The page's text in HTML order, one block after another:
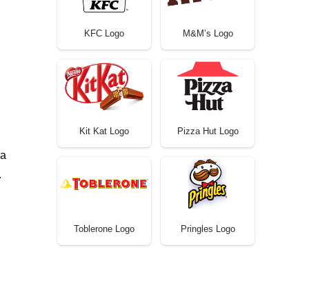
KFC Logo M&M’s Logo
Kit Kat Logo Pizza Hut Logo
Toblerone Logo Pringles Logo